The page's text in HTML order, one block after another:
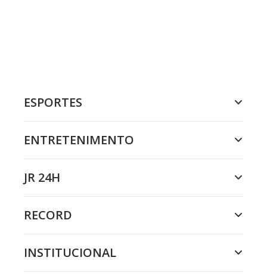
ESPORTES
ENTRETENIMENTO
JR 24H
RECORD
INSTITUCIONAL